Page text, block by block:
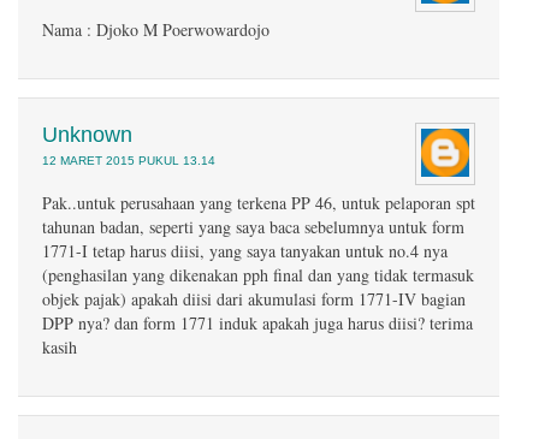
Nama : Djoko M Poerwowardojo
Unknown
12 MARET 2015 PUKUL 13.14
Pak..untuk perusahaan yang terkena PP 46, untuk pelaporan spt
tahunan badan, seperti yang saya baca sebelumnya untuk form
1771-I tetap harus diisi, yang saya tanyakan untuk no.4 nya
(penghasilan yang dikenakan pph final dan yang tidak termasuk
objek pajak) apakah diisi dari akumulasi form 1771-IV bagian
DPP nya? dan form 1771 induk apakah juga harus diisi? terima
kasih